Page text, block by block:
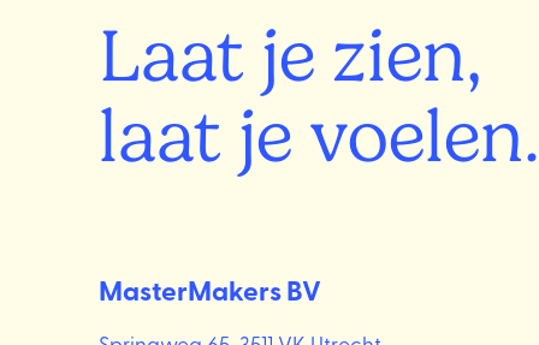
Laat je zien,
laat je voelen.
MasterMakers BV